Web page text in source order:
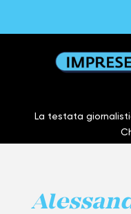
La testata